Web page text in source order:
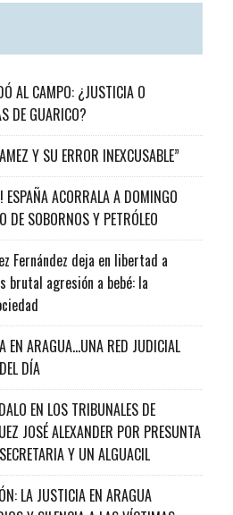
AL CAMPO: ¿JUSTICIA O
DE GUARICO?
Y SU ERROR INEXCUSABLE”
ESPAÑA ACORRALA A DOMINGO
DE SOBORNOS Y PETRÓLEO
Fernández deja en libertad a
brutal agresión a bebé: la
EN ARAGUA…UNA RED JUDICIAL
DÍA
EN LOS TRIBUNALES DE
JOSÉ ALEXANDER POR PRESUNTA
Y UN ALGUACIL
LA JUSTICIA EN ARAGUA